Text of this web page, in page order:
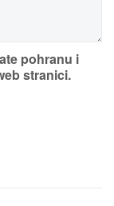
pohranu i
stranici.